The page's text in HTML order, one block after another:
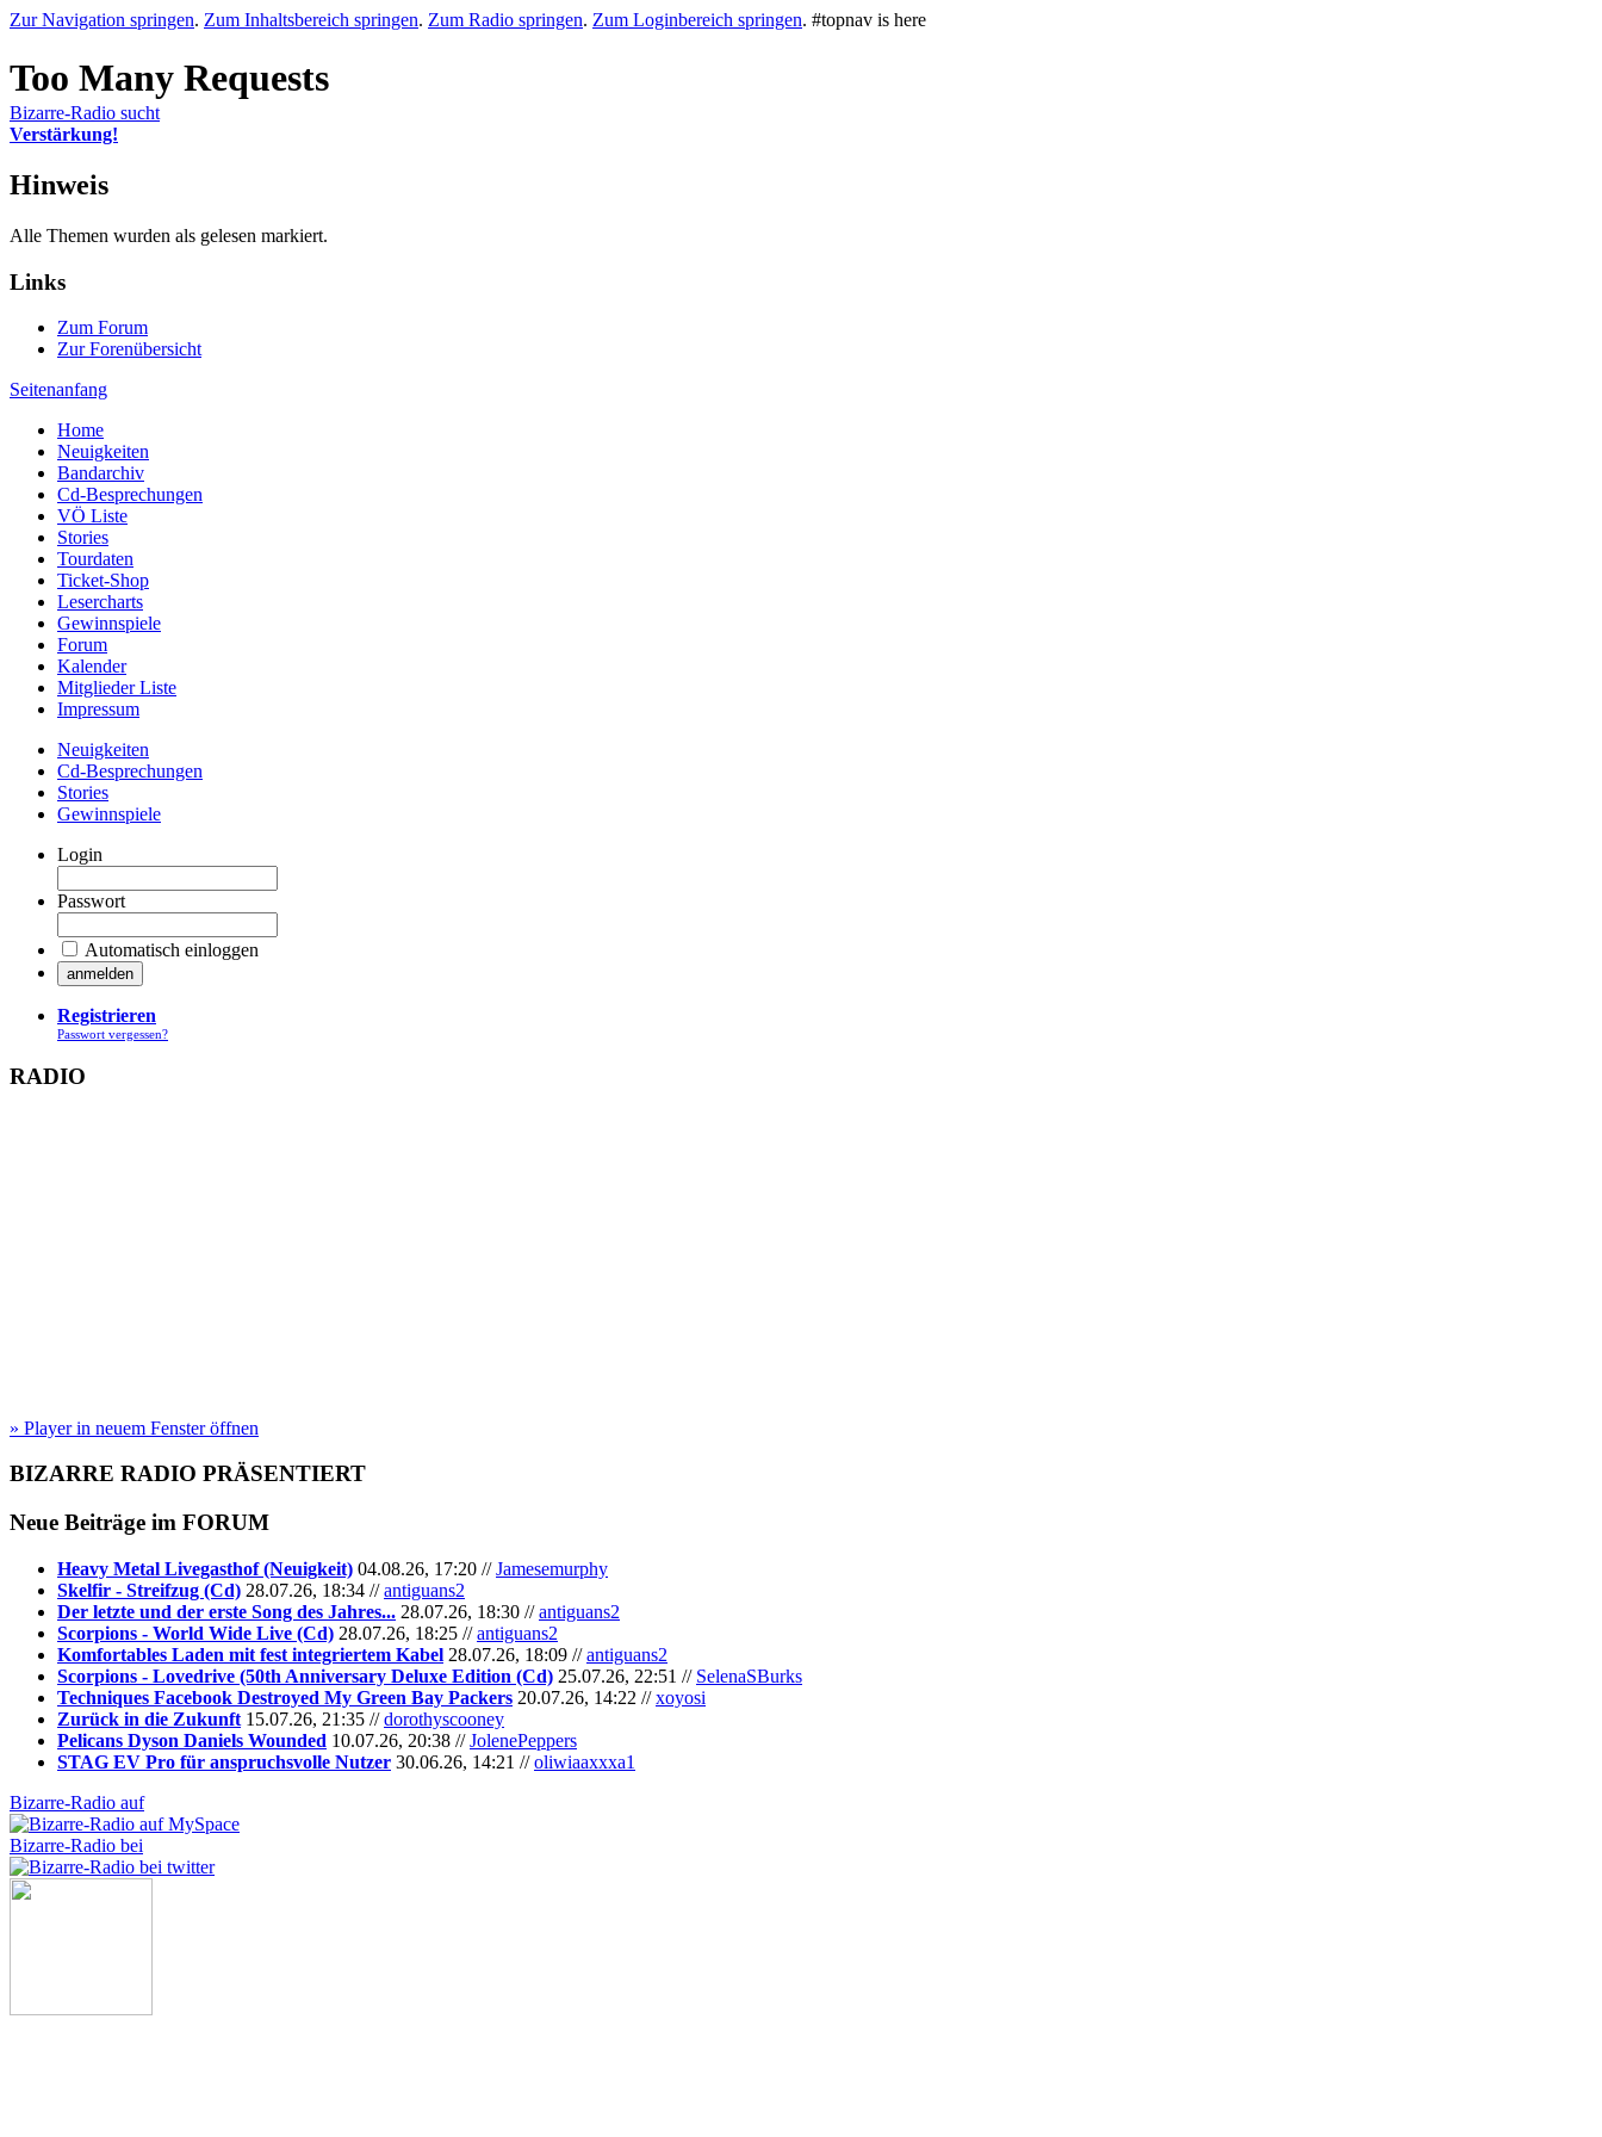
Zur Navigation springen. Zum Inhaltsbereich springen. Zum Radio springen. Zum Loginbereich springen. #topnav is here
Bizarre-Radio sucht
Verstärkung!
Hinweis
Alle Themen wurden als gelesen markiert.
Links
Zum Forum
Zur Forenübersicht
Seitenanfang
Home
Neuigkeiten
Bandarchiv
Cd-Besprechungen
VÖ Liste
Stories
Tourdaten
Ticket-Shop
Lesercharts
Gewinnspiele
Forum
Kalender
Mitglieder Liste
Impressum
Neuigkeiten
Cd-Besprechungen
Stories
Gewinnspiele
Login
Passwort
Automatisch einloggen
Registrieren
Passwort vergessen?
RADIO
» Player in neuem Fenster öffnen
BIZARRE RADIO PRÄSENTIERT
Neue Beiträge im FORUM
Heavy Metal Livegasthof (Neuigkeit) 04.08.26, 17:20 //Jamesemurphy
Skelfir - Streifzug (Cd) 28.07.26, 18:34 //antiguans2
Der letzte und der erste Song des Jahres... 28.07.26, 18:30 //antiguans2
Scorpions - World Wide Live (Cd) 28.07.26, 18:25 //antiguans2
Komfortables Laden mit fest integriertem Kabel 28.07.26, 18:09 //antiguans2
Scorpions - Lovedrive (50th Anniversary Deluxe Edition (Cd) 25.07.26, 22:51 // SelenaSBurks
Techniques Facebook Destroyed My Green Bay Packers 20.07.26, 14:22 //xoyosi
Zurück in die Zukunft 15.07.26, 21:35 //dorothyscooney
Pelicans Dyson Daniels Wounded 10.07.26, 20:38 //JolenePeppers
STAG EV Pro für anspruchsvolle Nutzer 30.06.26, 14:21 //oliwiaaxxxa1
Bizarre-Radio auf
Bizarre-Radio bei